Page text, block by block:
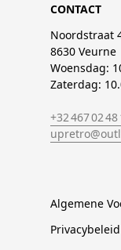
CONTACT
Noordstraat
8630 Veurne
Woensdag:
Zaterdag:
+32 467 02 48
Algemene
Privacybeleid